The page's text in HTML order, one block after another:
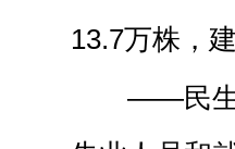
13.7万株，
——民生